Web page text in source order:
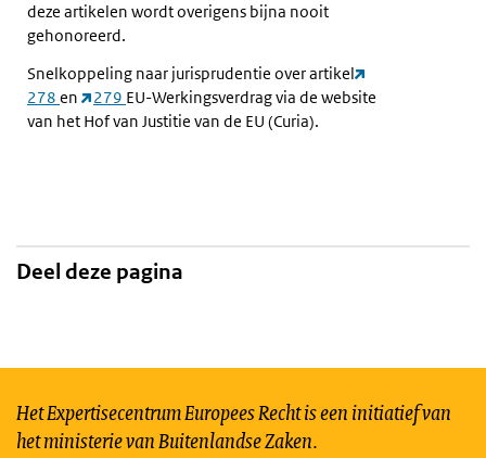
deze artikelen wordt overigens bijna nooit
gehonoreerd.
Snelkoppeling naar jurisprudentie over artikel
278 en 279 EU-Werkingsverdrag via de website
van het Hof van Justitie van de EU (Curia).
Deel deze pagina
Het Expertisecentrum Europees Recht is een initiatief van
het ministerie van Buitenlandse Zaken.